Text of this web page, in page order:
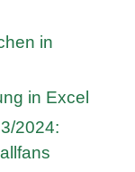
in
in Excel
2024: